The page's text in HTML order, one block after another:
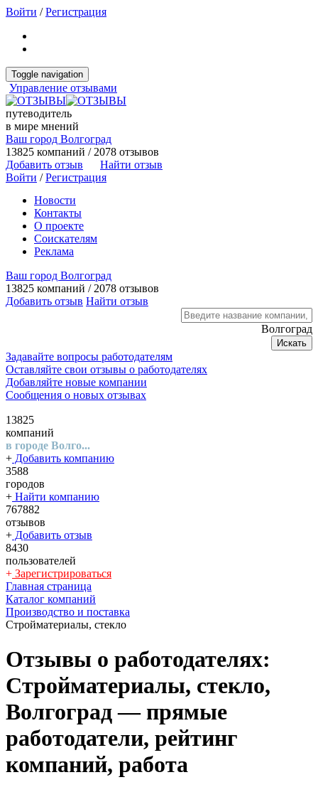
Войти /Регистрация
Toggle navigation
Управление отзывами
путеводитель
в мире мнений
Ваш город Волгоград
13825 компаний / 2078 отзывов
Добавить отзыв
Найти отзыв
Войти /Регистрация
Новости
Контакты
О проекте
Соискателям
Реклама
Ваш город Волгоград
13825 компаний / 2078 отзывов
Добавить отзыв Найти отзыв
Волгоград
Искать
Задавайте вопросы работодателям
Оставляйте свои отзывы о работодателях
Добавляйте новые компании
Сообщения о новых отзывах
13825
компаний
в городе Волго...
+ Добавить компанию
3588
городов
+ Найти компанию
767882
отзывов
+ Добавить отзыв
8430
пользователей
+ Зарегистрироваться
Главная страница
Каталог компаний
Производство и поставка
Стройматериалы, стекло
Отзывы о работодателях:
Стройматериалы, стекло,
Волгоград — прямые
работодатели, рейтинг
компаний, работа